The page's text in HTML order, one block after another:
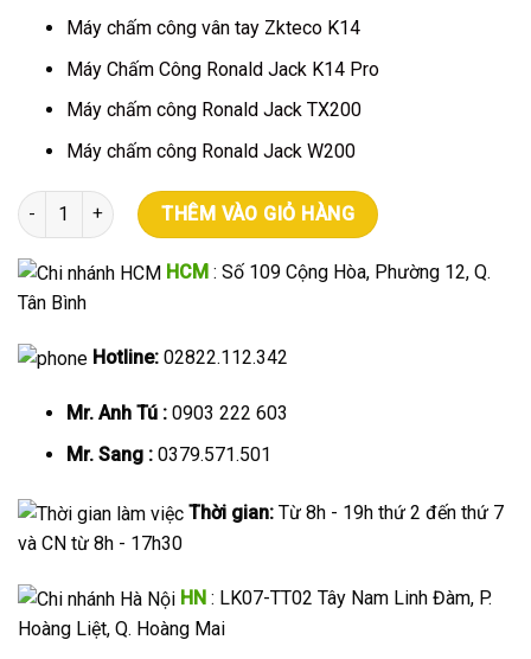
Máy chấm công vân tay Zkteco K14
Máy Chấm Công Ronald Jack K14 Pro
Máy chấm công Ronald Jack TX200
Máy chấm công Ronald Jack W200
Máy chấm công thẻ từ Ronald Jack SC-103 số lượng
THÊM VÀO GIỎ HÀNG
HCM : Số 109 Cộng Hòa, Phường 12, Q.
Tân Bình
Hotline: 02822.112.342
Mr. Anh Tú :0903 222 603
Mr. Sang :0379.571.501
Thời gian: Từ 8h - 19h thứ 2 đến thứ 7
và CN từ 8h - 17h30
HN : LK07-TT02 Tây Nam Linh Đàm, P.
Hoàng Liệt, Q. Hoàng Mai